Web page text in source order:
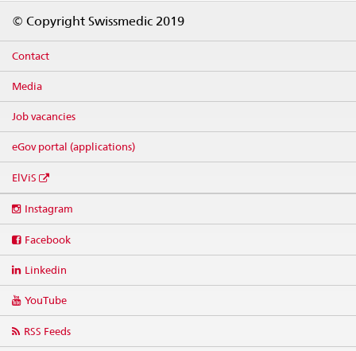
© Copyright Swissmedic 2019
Contact
Media
Job vacancies
eGov portal (applications)
ElViS
media
Instagram
Facebook
Linkedin
YouTube
RSS Feeds